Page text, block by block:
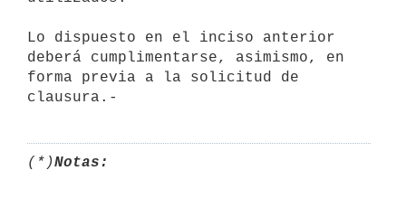
Lo dispuesto en el inciso anterior
deberá cumplimentarse, asimismo, en
forma previa a la solicitud de
(*)Notas: